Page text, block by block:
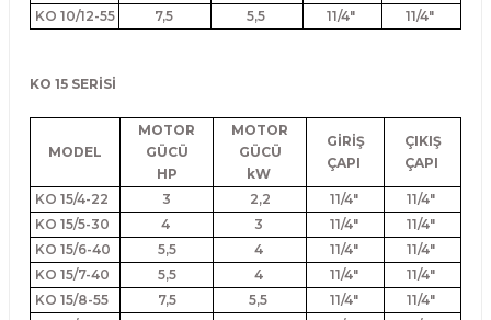
KO 10/12-55 7,5 5,5 11/4" 11/4"
KO 15 SERİSİ
MODEL
MOTOR
GÜCÜ
HP
MOTOR
GÜCÜ
kW
GİRİŞ
ÇAPI
ÇIKIŞ
ÇAPI
KO 15/4-22 3 2,2 11/4"
11/4"
KO 15/5-30
4 3 11/4"
11/4"
KO 15/6-40
5,5 4 11/4"
11/4"
KO 15/7-40
5,5 4 11/4"
11/4"
KO 15/8-55
7,5 5,5 11/4"
11/4"